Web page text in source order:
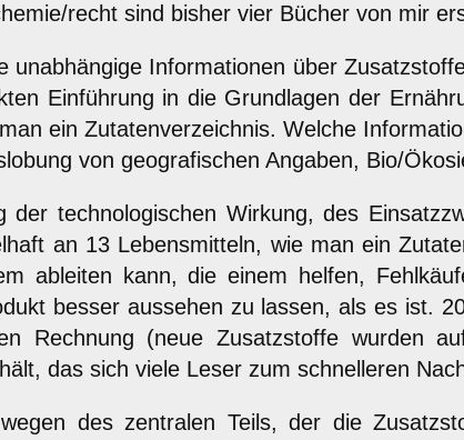
recht sind bisher vier Bücher von mir
unabhängige Informationen über
Einführung in die Grundlagen der
ein Zutatenverzeichnis. Welche
von geografischen Angaben, Bio/
technologischen Wirkung, des
an 13 Lebensmitteln, wie man ein
ableiten kann, die einem helfen,
besser aussehen zu lassen, als es ist.
Rechnung (neue Zusatzstoffe wurden
das sich viele Leser zum schnelleren
des zentralen Teils, der die